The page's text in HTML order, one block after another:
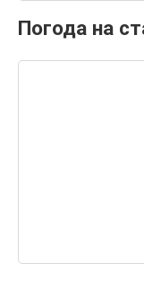
Погода на